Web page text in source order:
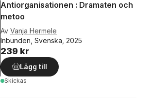
Antiorganisationen : Dramaten och
metoo
Av Vanja Hermele
Inbunden, Svenska, 2025
239 kr
Lägg till
Skickas